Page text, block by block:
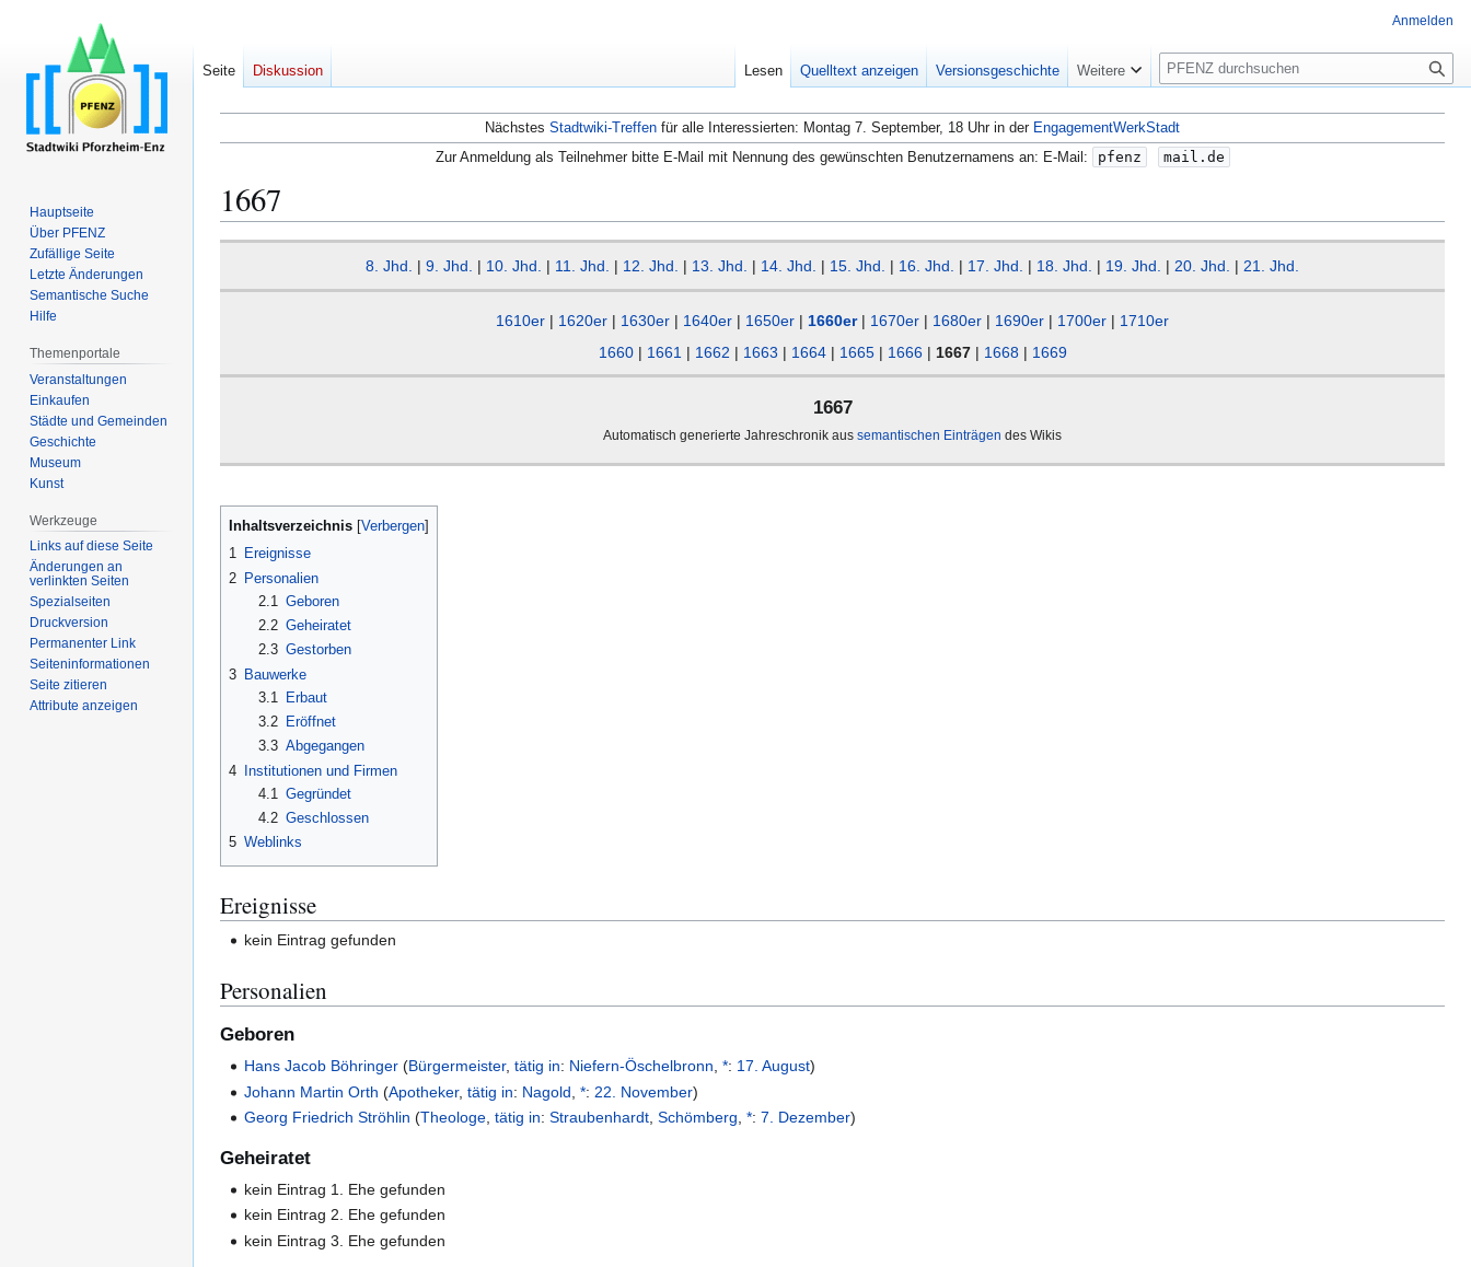
Nächstes Stadtwiki-Treffen für alle Interessierten: Montag 7. September, 18 Uhr in der EngagementWerkStadt
Zur Anmeldung als Teilnehmer bitte E-Mail mit Nennung des gewünschten Benutzernamens an: E-Mail:
pfenz mail.de
1667
8. Jhd. | 9. Jhd. | 10. Jhd. | 11. Jhd. | 12. Jhd. | 13. Jhd. | 14. Jhd. | 15. Jhd. | 16. Jhd. | 17. Jhd. | 18. Jhd. | 19. Jhd. | 20. Jhd. | 21. Jhd.
1610er | 1620er | 1630er | 1640er | 1650er | 1660er| 1670er | 1680er | 1690er | 1700er | 1710er
1660| 1661 | 1662 | 1663 | 1664| 1665| 1666| 1667| 1668| 1669
1667
Automatisch generierte Jahreschronik aus semantischen Einträgen des Wikis
Inhaltsverzeichnis
1 Ereignisse
2 Personalien
2.1 Geboren
2.2 Geheiratet
2.3 Gestorben
3 Bauwerke
3.1
Erbaut
3.2
Eröffnet
3.3 Abgegangen
4 Institutionen und Firmen
4.1 Gegründet
4.2 Geschlossen
5 Weblinks
Ereignisse
kein Eintrag gefunden
Personalien
Geboren
Hans Jacob Böhringer (Bürgermeister,tätig in: Niefern-Öschelbronn,*: 17. August)
Johann Martin Orth (Apotheker,tätig in: Nagold ,*: 22. November)
Georg Friedrich Ströhlin (Theologe ,tätig in:Straubenhardt ,Schömberg ,*:7. Dezember)
Geheiratet
kein Eintrag 1. Ehe gefunden
kein Eintrag 2. Ehe gefunden
kein Eintrag 3. Ehe gefunden
Anmelden
Seite Diskussion Lesen Quelltext anzeigen Versionsgeschichte Weitere
S
u
c
h
e
Hauptseite
Über PFENZ
Zufällige Seite
Letzte Änderungen
Semantische Suche
Hilfe
Themenportale
Veranstaltungen
Einkaufen
Städte und Gemeinden
Geschichte
Museum
Kunst
Werkzeuge
Links auf diese Seite
Änderungen an
verlinkten Seiten
Spezialseiten
Druckversion
Permanenter Link
Seiten­­informationen
Seite zitieren
Attribute anzeigen